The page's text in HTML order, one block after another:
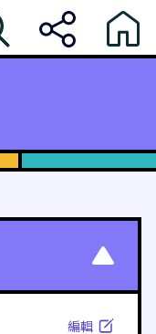
編輯